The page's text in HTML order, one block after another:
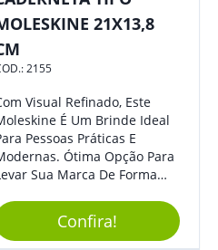
21X13,8
2155
Visual Refinado, Este
É Um Brinde Ideal
Pessoas Práticas E
Ótima Opção Para
Sua Marca De Forma
Empresa Em Eventos,
Corporativas Ou Até
Confira!